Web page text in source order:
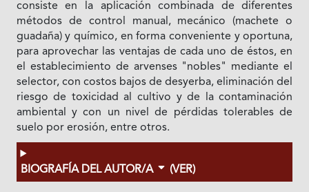
consiste en la aplicación combinada de diferentes
métodos de control manual, mecánico (machete o
guadaña) y químico, en forma conveniente y oportuna,
para aprovechar las ventajas de cada uno de éstos, en
el establecimiento de arvenses "nobles" mediante el
selector, con costos bajos de desyerba, eliminación del
riesgo de toxicidad al cultivo y de la contaminación
ambiental y con un nivel de pérdidas tolerables de
suelo por erosión, entre otros.
BIOGRAFÍA DEL AUTOR/A (VER)